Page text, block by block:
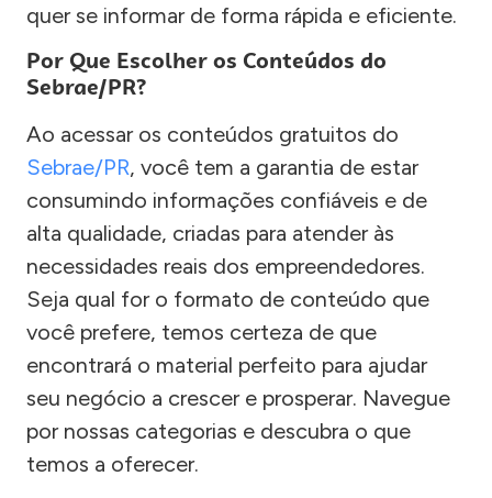
quer se informar de forma rápida e eficiente.
Por Que Escolher os Conteúdos do
Sebrae/PR?
Ao acessar os conteúdos gratuitos do
Sebrae/PR, você tem a garantia de estar
consumindo informações confiáveis e de
alta qualidade, criadas para atender às
necessidades reais dos empreendedores.
Seja qual for o formato de conteúdo que
você prefere, temos certeza de que
encontrará o material perfeito para ajudar
seu negócio a crescer e prosperar. Navegue
por nossas categorias e descubra o que
temos a oferecer.